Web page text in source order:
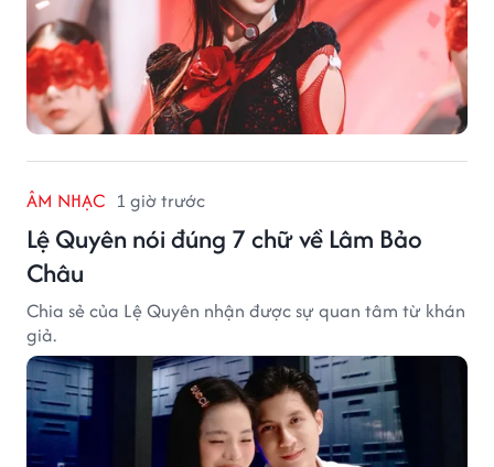
ÂM NHẠC 1 giờ trước
Lệ Quyên nói đúng 7 chữ về Lâm Bảo
Châu
Chia sẻ của Lệ Quyên nhận được sự quan tâm từ khán
giả.